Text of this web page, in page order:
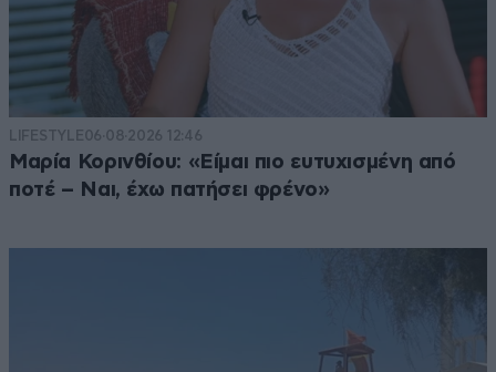
LIFESTYLE06·08·2026 12:46
Μαρία Κορινθίου: «Είμαι πιο ευτυχισμένη από
ποτέ – Ναι, έχω πατήσει φρένο»